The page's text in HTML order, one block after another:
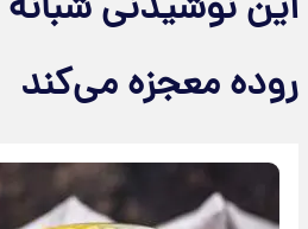
روده معجزه می‌کند